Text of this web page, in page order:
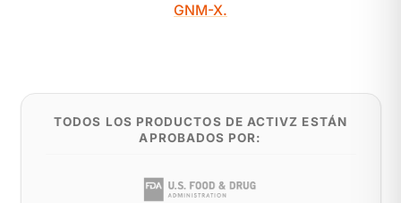
GNM-X.
TODOS LOS PRODUCTOS DE ACTIVZ ESTÁN
APROBADOS POR: